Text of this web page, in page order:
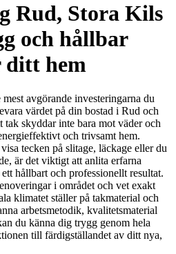
Rud, Stora Kils
och hållbar
ditt hem
avgörande investeringarna du
värdet på din bostad i Rud och
skyddar inte bara mot väder och
och trivsamt hem.
tecken på slitage, läckage eller du
är det viktigt att anlita erfarna
hållbart och professionellt resultat.
i området och vet exakt
klimatet ställer på takmaterial och
arbetsmetodik, kvalitetsmaterial
du känna dig trygg genom hela
till färdigställandet av ditt nya,